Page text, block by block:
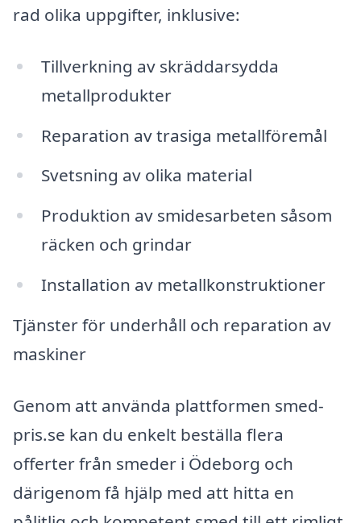
rad olika uppgifter, inklusive:
Tillverkning av skräddarsydda
metallprodukter
Reparation av trasiga metallföremål
Svetsning av olika material
Produktion av smidesarbeten såsom
räcken och grindar
Installation av metallkonstruktioner
Tjänster för underhåll och reparation av
maskiner
Genom att använda plattformen smed-
pris.se kan du enkelt beställa flera
offerter från smeder i Ödeborg och
därigenom få hjälp med att hitta en